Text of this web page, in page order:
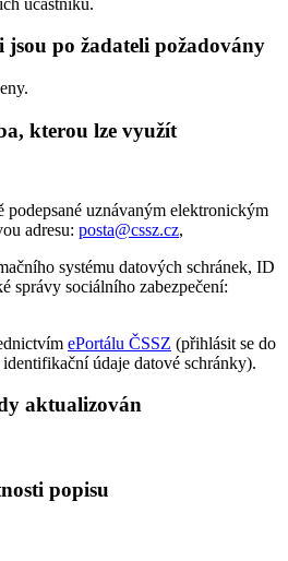
jsou po žadateli požadovány
kterou lze využít
podepsané uznávaným elektronickým
adresu: posta@cssz.cz,
systému datových schránek, ID
správy sociálního zabezpečení:
ePortálu ČSSZ (přihlásit se do
údaje datové schránky).
aktualizován
popisu